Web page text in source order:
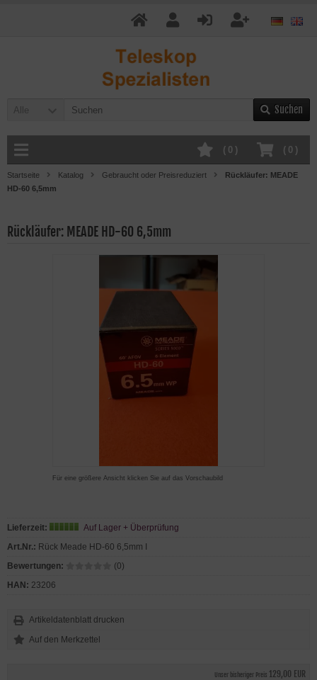
Alle Suchen
( 0 )
( 0 )
Startseite Katalog Gebraucht oder Preisreduziert
Rückläufer: MEADE
HD-60 6,5mm
Rückläufer: MEADE HD-60 6,5mm
Für eine größere Ansicht klicken Sie auf das Vorschaubild
Unser bisheriger Preis 129,00 EUR
Lieferzeit:
Auf Lager + Überprüfung
Art.Nr.: Rück Meade HD-60 6,5mm I
Bewertungen:
(0)
HAN: 23206
Artikeldatenblatt drucken